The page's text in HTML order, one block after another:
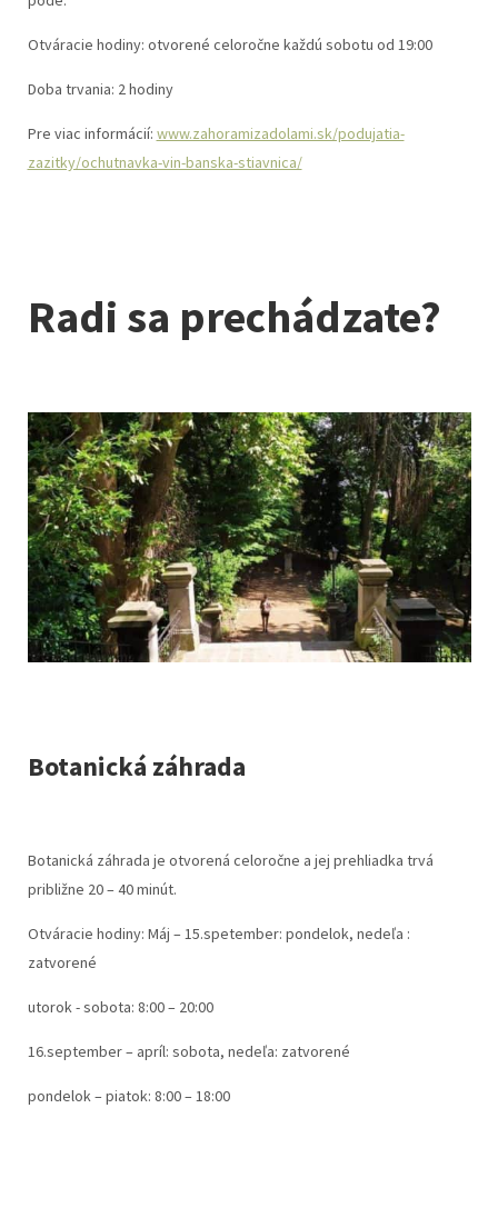
Otváracie hodiny: otvorené celoročne každú sobotu od 19:00
Doba trvania: 2 hodiny
Pre viac informácií: www.zahoramizadolami.sk/podujatia-
zazitky/ochutnavka-vin-banska-stiavnica/
Radi sa prechádzate?
Botanická záhrada
Botanická záhrada je otvorená celoročne a jej prehliadka trvá
približne 20 – 40 minút.
Otváracie hodiny: Máj – 15.spetember: pondelok, nedeľa :
zatvorené
utorok - sobota: 8:00 – 20:00
16.september – apríl: sobota, nedeľa: zatvorené
pondelok – piatok: 8:00 – 18:00